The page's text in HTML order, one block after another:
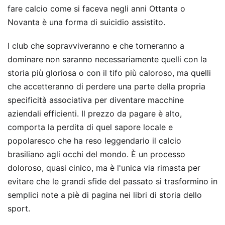
fare calcio come si faceva negli anni Ottanta o
Novanta è una forma di suicidio assistito.
I club che sopravviveranno e che torneranno a
dominare non saranno necessariamente quelli con la
storia più gloriosa o con il tifo più caloroso, ma quelli
che accetteranno di perdere una parte della propria
specificità associativa per diventare macchine
aziendali efficienti. Il prezzo da pagare è alto,
comporta la perdita di quel sapore locale e
popolaresco che ha reso leggendario il calcio
brasiliano agli occhi del mondo. È un processo
doloroso, quasi cinico, ma è l'unica via rimasta per
evitare che le grandi sfide del passato si trasformino in
semplici note a piè di pagina nei libri di storia dello
sport.